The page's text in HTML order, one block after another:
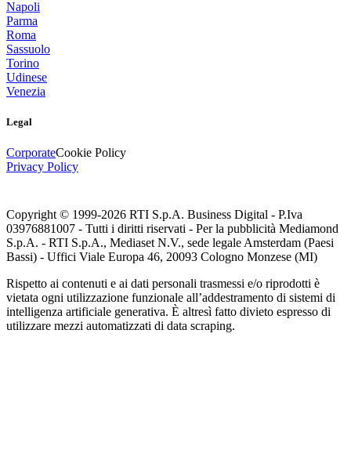
Napoli
Parma
Roma
Sassuolo
Torino
Udinese
Venezia
Legal
CorporateCookie Policy
Privacy Policy
Copyright © 1999-2026 RTI S.p.A. Business Digital - P.Iva
03976881007 - Tutti i diritti riservati - Per la pubblicità Mediamond
S.p.A. - RTI S.p.A., Mediaset N.V., sede legale Amsterdam (Paesi
Bassi) - Uffici Viale Europa 46, 20093 Cologno Monzese (MI)
Rispetto ai contenuti e ai dati personali trasmessi e/o riprodotti è
vietata ogni utilizzazione funzionale all’addestramento di sistemi di
intelligenza artificiale generativa. È altresì fatto divieto espresso di
utilizzare mezzi automatizzati di data scraping.